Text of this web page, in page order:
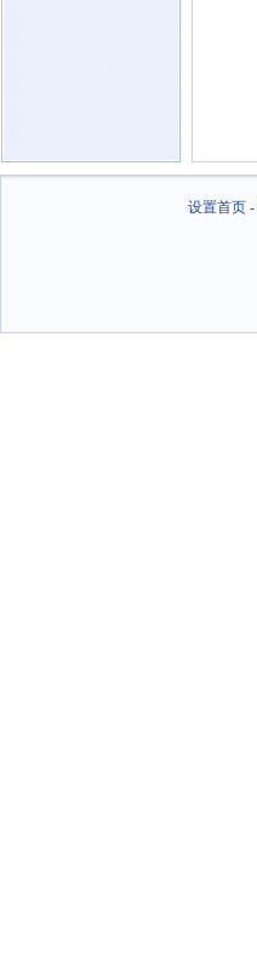
设置首页-